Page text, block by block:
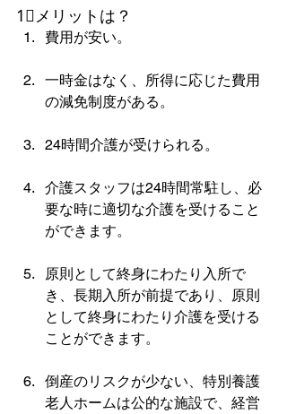
1⃣メリットは？
費用が安い。
一時金はなく、所得に応じた費用
の減免制度がある。
24時間介護が受けられる。
介護スタッフは24時間常駐し、必
要な時に適切な介護を受けること
ができます。
原則として終身にわたり入所で
き、長期入所が前提であり、原則
として終身にわたり介護を受ける
ことができます。
倒産のリスクが少ない、特別養護
老人ホームは公的な施設で、経営